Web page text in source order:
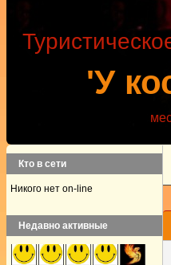
'У
Кто в сети
Никого нет on-line
Недавно активные